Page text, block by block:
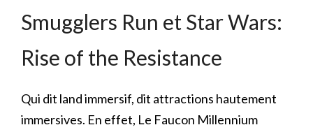
Smugglers Run et Star Wars:
Rise of the Resistance
Qui dit land immersif, dit attractions hautement
immersives. En effet, Le Faucon Millennium